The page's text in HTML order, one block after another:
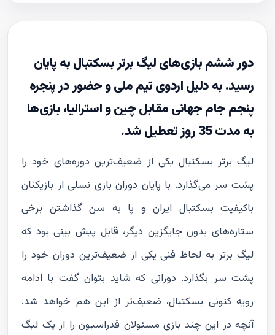
دور ششم بازی‌های لیگ برتر بسکتبال به پایان
رسید. به دلیل اردوی تیم ملی و حضور در پنجره
پنجم جام جهانی مقابل چین و استرالیا، بازی‌ها
به مدت 35 روز تعطیل شد.
لیگ برتر بسکتبال یکی از ضعیف‌ترین دوره‌های خود را
پشت سر می‌گذارد. با پایان دوران بازی نسلی از بازیکنان
باکیفیت بسکتبال ایران و پا به سن گذاشتن برخی
ستاره‌های بدون جایگزین دیگر، قابل پیش بینی بود که
لیگ برتر به لحاظ فنی یکی از ضعیف‌ترین دوران خود را
پشت سر بگذارد. دورانی که شاید بتوان گفت با ادامه
رویه کنونی بسکتبال، ضعیف‌تر از این هم خواهد شد.
آنچه در این چند بازی مسئولان فدراسیون را از یک لیگ